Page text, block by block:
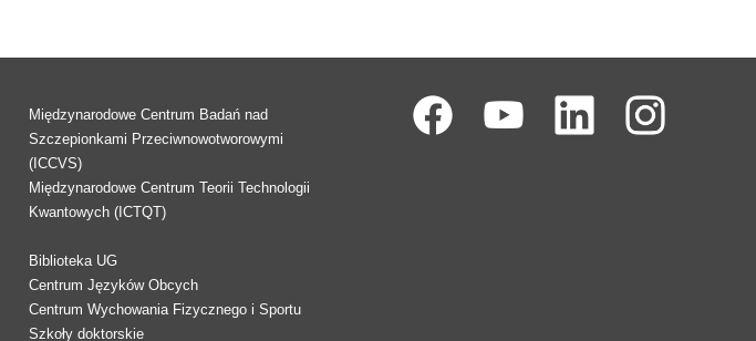
Międzynarodowe Centrum Badań nad
Szczepionkami Przeciwnowotworowymi
(ICCVS)
Międzynarodowe Centrum Teorii Technologii
Kwantowych (ICTQT)
Biblioteka UG
Centrum Języków Obcych
Centrum Wychowania Fizycznego i Sportu
Szkoły doktorskie